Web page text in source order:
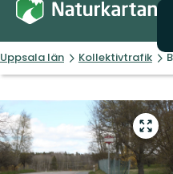
Uppsala län Kollektivtrafik
Gå
till